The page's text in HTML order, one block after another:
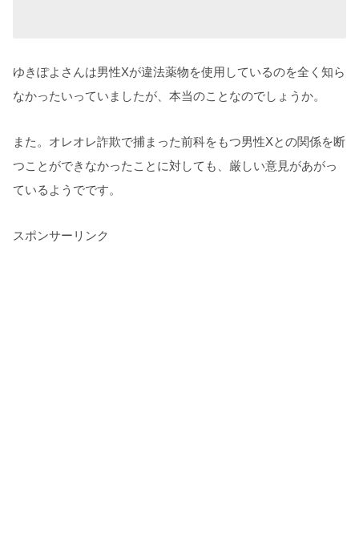
ゆきぽよさんは男性Xが違法薬物を使用しているのを全く知ら
なかったいっていましたが、本当のことなのでしょうか。
また。オレオレ詐欺で捕まった前科をもつ男性Xとの関係を断
つことができなかったことに対しても、厳しい意見があがっ
ているようでです。
スポンサーリンク